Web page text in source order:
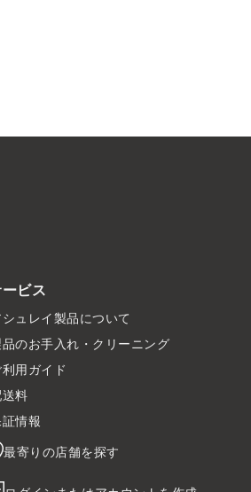
ービス
シュレイ製品について
のお手入れ・クリーニング
利用ガイド
料
情報
最寄りの店舗を探す